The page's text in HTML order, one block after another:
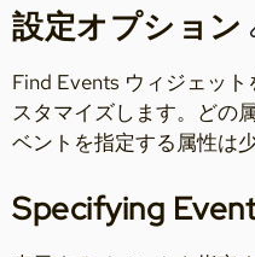
設定オプション
Find Events ウィジェッ
スタマイズします。どの
ベントを指定する属性は
Specifying